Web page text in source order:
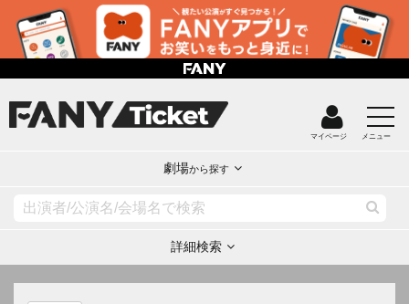
マイページ メニュー
劇場から探す
詳細検索